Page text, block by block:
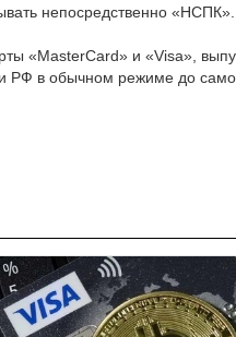
непосредственно «НСПК».
«MasterCard» и «Visa»,
РФ в обычном режиме до